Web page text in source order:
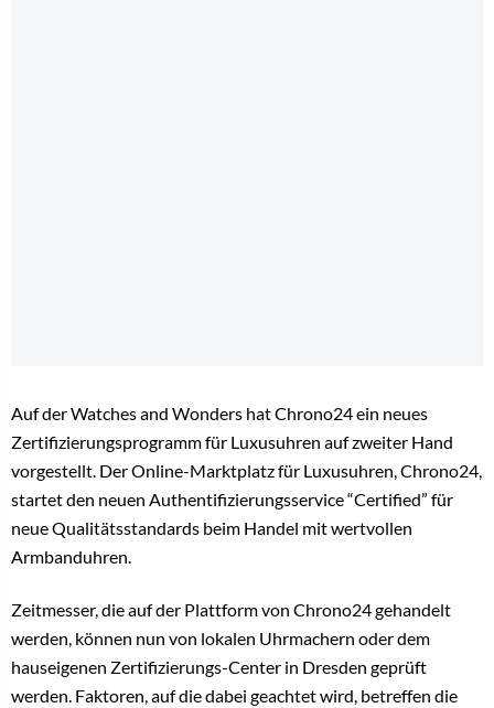
Auf der Watches and Wonders hat Chrono24 ein neues
Zertifizierungsprogramm für Luxusuhren auf zweiter Hand
vorgestellt. Der Online-Marktplatz für Luxusuhren, Chrono24,
startet den neuen Authentifizierungsservice “Certified” für
neue Qualitätsstandards beim Handel mit wertvollen
Armbanduhren.
Zeitmesser, die auf der Plattform von Chrono24 gehandelt
werden, können nun von lokalen Uhrmachern oder dem
hauseigenen Zertifizierungs-Center in Dresden geprüft
werden. Faktoren, auf die dabei geachtet wird, betreffen die